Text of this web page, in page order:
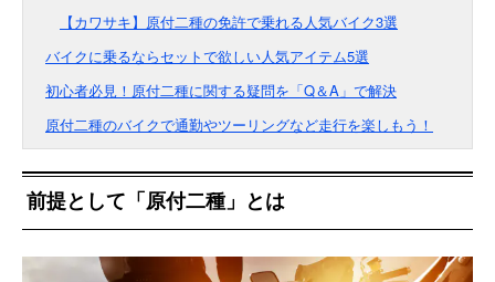
【カワサキ】原付二種の免許で乗れる人気バイク3選
バイクに乗るならセットで欲しい人気アイテム5選
初心者必見！原付二種に関する疑問を「Q＆A」で解決
原付二種のバイクで通勤やツーリングなど走行を楽しもう！
前提として「原付二種」とは